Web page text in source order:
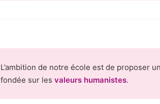
L’ambition de notre école est de proposer
fondée sur lesvaleurs humanistes.